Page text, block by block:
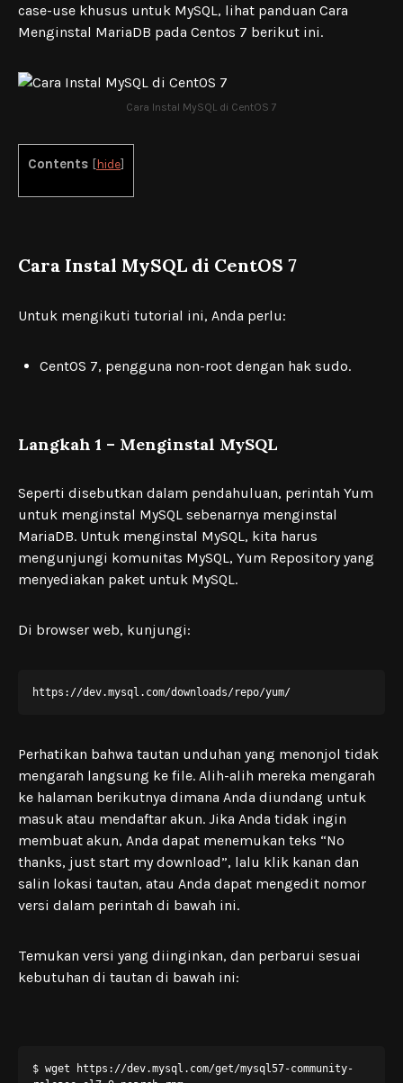
case-use khusus untuk MySQL, lihat panduan Cara
Menginstal MariaDB pada Centos 7 berikut ini.
Cara Instal MySQL di CentOS 7
Contents [hide]
Cara Instal MySQL di CentOS 7
Untuk mengikuti tutorial ini, Anda perlu:
CentOS 7, pengguna non-root dengan hak sudo.
Langkah 1 – Menginstal MySQL
Seperti disebutkan dalam pendahuluan, perintah Yum
untuk menginstal MySQL sebenarnya menginstal
MariaDB. Untuk menginstal MySQL, kita harus
mengunjungi komunitas MySQL, Yum Repository yang
menyediakan paket untuk MySQL.
Di browser web, kunjungi:
https://dev.mysql.com/downloads/repo/yum/
Perhatikan bahwa tautan unduhan yang menonjol tidak
mengarah langsung ke file. Alih-alih mereka mengarah
ke halaman berikutnya dimana Anda diundang untuk
masuk atau mendaftar akun. Jika Anda tidak ingin
membuat akun, Anda dapat menemukan teks “No
thanks, just start my download”, lalu klik kanan dan
salin lokasi tautan, atau Anda dapat mengedit nomor
versi dalam perintah di bawah ini.
Temukan versi yang diinginkan, dan perbarui sesuai
kebutuhan di tautan di bawah ini:
$ wget https://dev.mysql.com/get/mysql57-community-